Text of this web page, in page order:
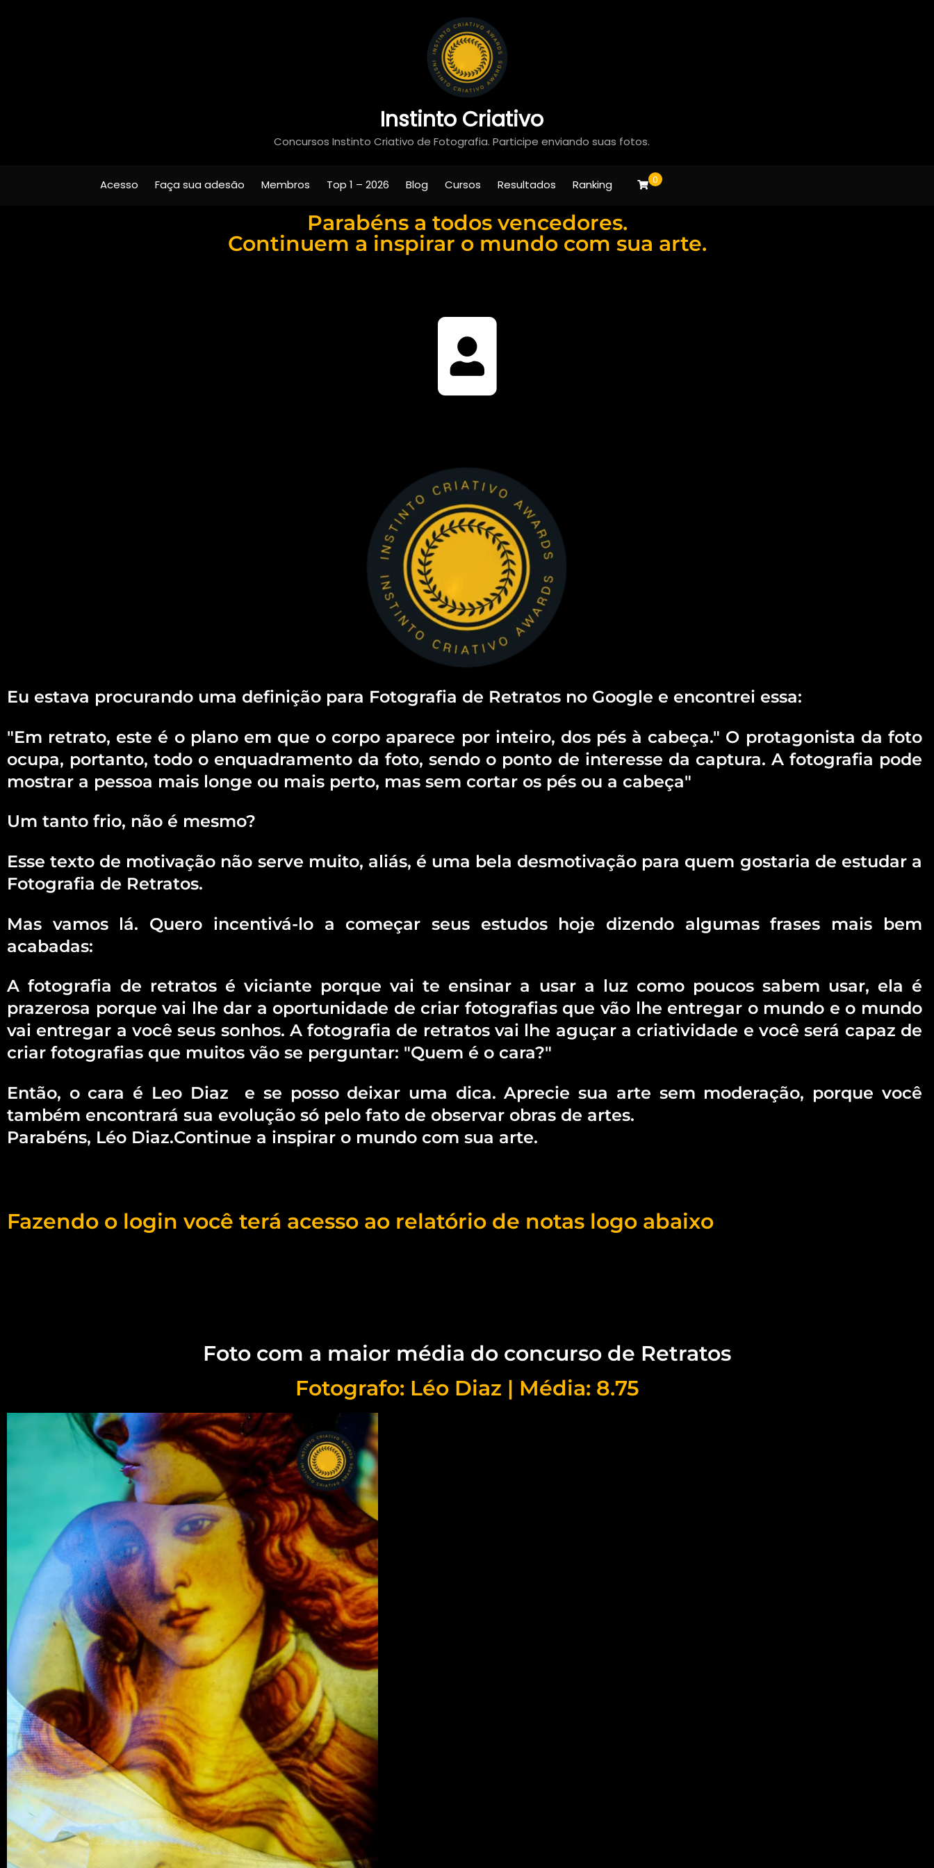
Instinto Criativo
Concursos Instinto Criativo de Fotografia. Participe enviando suas fotos.
Acesso Faça sua adesão Membros Top 1 – 2026 Blog Cursos Resultados Ranking 0
Parabéns a todos vencedores.
Continuem a inspirar o mundo com sua arte.
Eu estava procurando uma definição para Fotografia de Retratos no Google e encontrei essa:
"Em retrato, este é o plano em que o corpo aparece por inteiro, dos pés à cabeça." O protagonista da foto
ocupa, portanto, todo o enquadramento da foto, sendo o ponto de interesse da captura. A fotografia pode
mostrar a pessoa mais longe ou mais perto, mas sem cortar os pés ou a cabeça"
Um tanto frio, não é mesmo?
Esse texto de motivação não serve muito, aliás, é uma bela desmotivação para quem gostaria de estudar a
Fotografia de Retratos.
Mas vamos lá. Quero incentivá-lo a começar seus estudos hoje dizendo algumas frases mais bem
acabadas:
A fotografia de retratos é viciante porque vai te ensinar a usar a luz como poucos sabem usar, ela é
prazerosa porque vai lhe dar a oportunidade de criar fotografias que vão lhe entregar o mundo e o mundo
vai entregar a você seus sonhos. A fotografia de retratos vai lhe aguçar a criatividade e você será capaz de
criar fotografias que muitos vão se perguntar: "Quem é o cara?"
Então, o cara é Leo Diaz e se posso deixar uma dica. Aprecie sua arte sem moderação, porque você
também encontrará sua evolução só pelo fato de observar obras de artes.
Parabéns, Léo Diaz.Continue a inspirar o mundo com sua arte.
Fazendo o login você terá acesso ao relatório de notas logo abaixo
Foto com a maior média do concurso de Retratos
Fotografo: Léo Diaz | Média: 8.75